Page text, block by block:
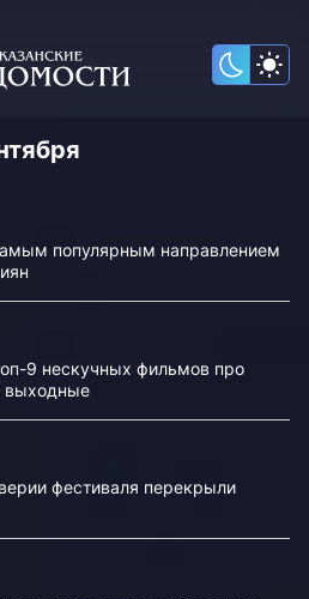
популярным направлением
9 нескучных фильмов про
выходные
фестиваля перекрыли